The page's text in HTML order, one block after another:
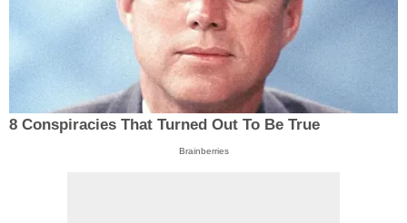
8 Conspiracies That Turned Out To Be True
Brainberries